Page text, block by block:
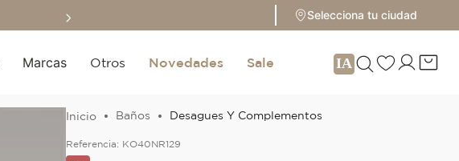
Selecciona tu ciudad
Marcas Otros Novedades Sale
Baños Desagues Y Complementos
Referencia: KO40NR129